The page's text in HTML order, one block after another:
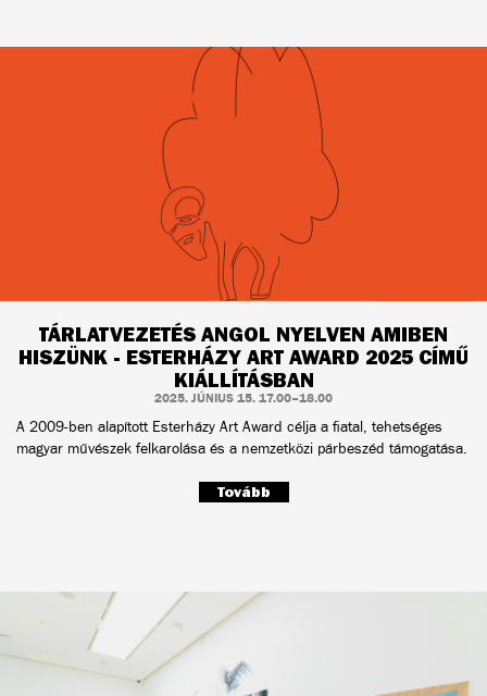
TÁRLATVEZETÉS ANGOL NYELVEN AMIBEN
HISZÜNK - ESTERHÁZY ART AWARD 2025 CÍMŰ
KIÁLLÍTÁSBAN
2025. JÚNIUS 15. 17.00–18.00
A 2009-ben alapított Esterházy Art Award célja a fiatal, tehetséges
magyar művészek felkarolása és a nemzetközi párbeszéd támogatása.
Tovább